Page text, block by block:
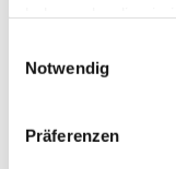
Notwendig
Präferenzen